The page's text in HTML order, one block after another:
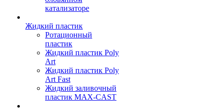
катализаторе
Жидкий пластик
Ротационный
пластик
Жидкий пластик Poly
Art
Жидкий пластик Poly
Art Fast
Жидкий заливочный
пластик MAX-CAST